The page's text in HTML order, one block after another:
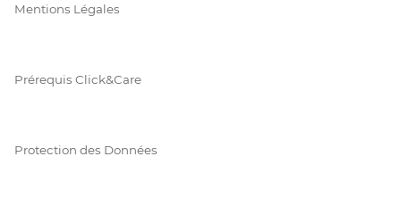
Mentions Légales
Prérequis Click&Care
Protection des Données